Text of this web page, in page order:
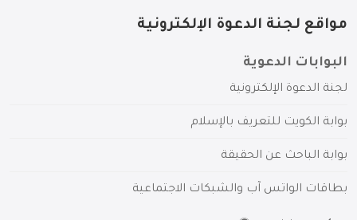
مواقع لجنة الدعوة الإلكترونية
البوابات الدعوية
لجنة الدعوة الإلكترونية
بوابة الكويت للتعريف بالإسلام
بوابة الباحث عن الحقيقة
بطاقات الواتس آب والشبكات الاجتماعية